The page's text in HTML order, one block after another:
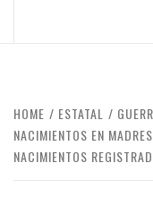
HOME ESTATAL
NACIMIENTOS EN
NACIMIENTOS